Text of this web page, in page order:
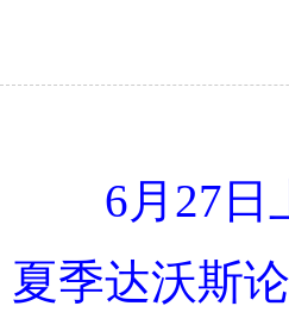
6月27日
夏季达沃斯